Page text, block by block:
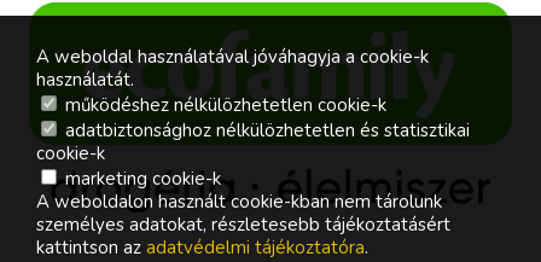
A weboldal használatával jóváhagyja a cookie-k
használatát.
működéshez nélkülözhetetlen cookie-k
adatbiztonsághoz nélkülözhetetlen és statisztikai
cookie-k
marketing cookie-k
A weboldalon használt cookie-kban nem tárolunk
személyes adatokat, részletesebb tájékoztatásért
kattintson az adatvédelmi tájékoztatóra.